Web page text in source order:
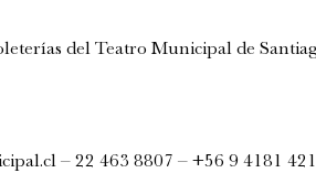
del Teatro Municipal de
– 22 463 8807 – +56 9 4181